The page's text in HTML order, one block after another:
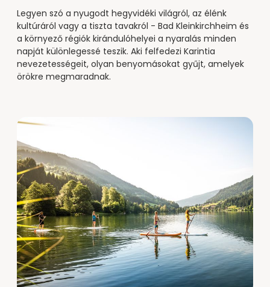
Legyen szó a nyugodt hegyvidéki világról, az élénk
kultúráról vagy a tiszta tavakról - Bad Kleinkirchheim és
a környező régiók kirándulóhelyei a nyaralás minden
napját különlegessé teszik. Aki felfedezi Karintia
nevezetességeit, olyan benyomásokat gyűjt, amelyek
örökre megmaradnak.